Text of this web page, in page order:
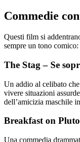
Commedie
Questi film si
sempre un tono comico:
The Stag – Se
Un addio al celibato
vivere situazioni
dell’amicizia maschile
Breakfast on Pluto
Una commedia